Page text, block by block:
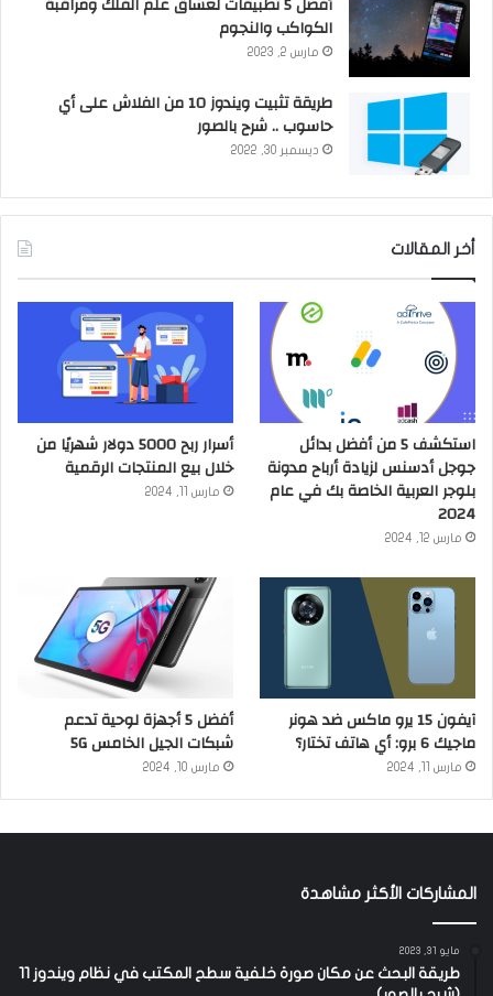
الكواكب والنجوم
مارس 2, 2023
طريقة تثبيت ويندوز 10 من الفلاش على أي
حاسوب .. شرح بالصور
ديسمبر 30, 2022
أخر المقالات
استكشف 5 من أفضل بدائل
جوجل أدسنس لزيادة أرباح مدونة
بلوجر العربية الخاصة بك في عام
2024
مارس 12, 2024
أسرار ربح 5000 دولار شهريًا من
خلال بيع المنتجات الرقمية
مارس 11, 2024
آيفون 15 يرو ماكس ضد هونر
ماجيك 6 برو: أي هاتف تختار؟
مارس 11, 2024
أفضل 5 أجهزة لوحية تدعم
شبكات الجيل الخامس 5G
مارس 10, 2024
المشاركات الأكثر مشاهدة
مايو 31, 2023
طريقة البحث عن مكان صورة خلفية سطح المكتب في نظام ويندوز 11